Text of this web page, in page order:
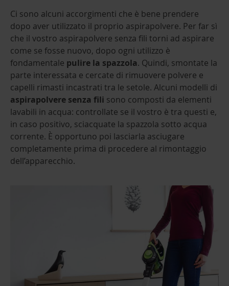
Ci sono alcuni accorgimenti che è bene prendere
dopo aver utilizzato il proprio aspirapolvere. Per far sì
che il vostro aspirapolvere senza fili torni ad aspirare
come se fosse nuovo, dopo ogni utilizzo è
fondamentale pulire la spazzola. Quindi, smontate la
parte interessata e cercate di rimuovere polvere e
capelli rimasti incastrati tra le setole. Alcuni modelli di
aspirapolvere senza fili sono composti da elementi
lavabili in acqua: controllate se il vostro è tra questi e,
in caso positivo, sciacquate la spazzola sotto acqua
corrente. È opportuno poi lasciarla asciugare
completamente prima di procedere al rimontaggio
dell’apparecchio.